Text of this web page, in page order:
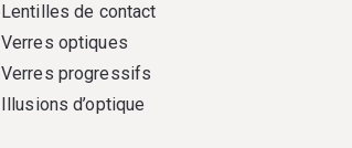
Lentilles de contact
Verres optiques
Verres progressifs
Illusions d’optique